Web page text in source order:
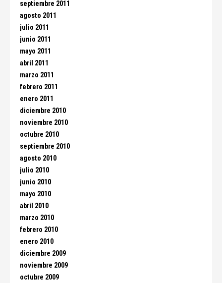
septiembre 2011
agosto 2011
julio 2011
junio 2011
mayo 2011
abril 2011
marzo 2011
febrero 2011
enero 2011
diciembre 2010
noviembre 2010
octubre 2010
septiembre 2010
agosto 2010
julio 2010
junio 2010
mayo 2010
abril 2010
marzo 2010
febrero 2010
enero 2010
diciembre 2009
noviembre 2009
octubre 2009